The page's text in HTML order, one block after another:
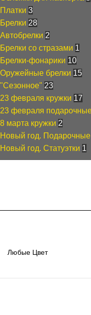
Платки 3
Брелки 28
Автобрелки 2
Брелки со стразами 1
Брелки-фонарики 10
Оружейные брелки 15
"Сезонное" 23
23 февраля кружки 17
23 февраля
8 марта кружки 2
Новый год.
Новый год. Статуэтки 1